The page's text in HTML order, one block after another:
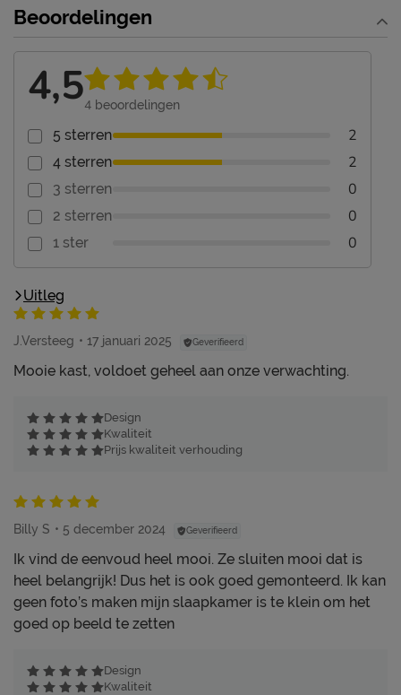
Beoordelingen
4,54 beoordelingen
5 sterren 2
4 sterren 2
3 sterren 0
2 sterren 0
1 ster 0
Uitleg
J.Versteeg 17 januari 2025 Geverifieerd
Mooie kast, voldoet geheel aan onze verwachting.
Design
Kwaliteit
Prijs kwaliteit verhouding
Billy S 5 december 2024 Geverifieerd
Ik vind de eenvoud heel mooi. Ze sluiten mooi dat is
heel belangrijk! Dus het is ook goed gemonteerd. Ik kan
geen foto’s maken mijn slaapkamer is te klein om het
goed op beeld te zetten
Design
Kwaliteit